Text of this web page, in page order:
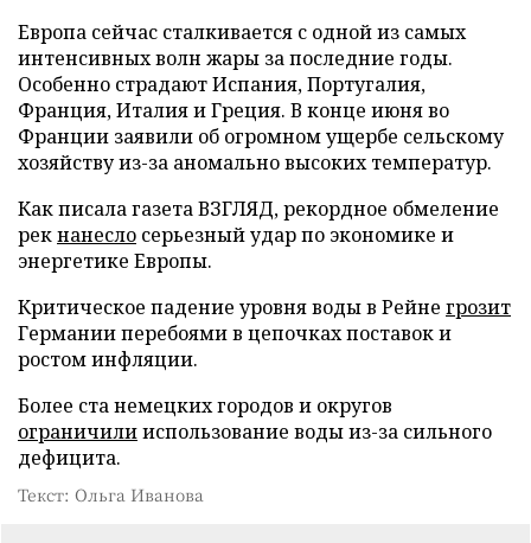
Европа сейчас сталкивается с одной из самых
интенсивных волн жары за последние годы.
Особенно страдают Испания, Португалия,
Франция, Италия и Греция. В конце июня во
Франции заявили об огромном ущербе сельскому
хозяйству из-за аномально высоких температур.
Как писала газета ВЗГЛЯД, рекордное обмеление
рекнанесло серьезный удар по экономике и
энергетике Европы.
Критическое падение уровня воды в Рейне грозит
Германии перебоями в цепочках поставок и
ростом инфляции.
Более ста немецких городов и округов
ограничилииспользование воды из-за сильного
дефицита.
Текст: Ольга Иванова